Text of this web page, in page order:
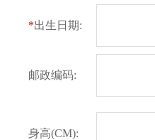
*出生日期:
邮政编码:
身高(CM):